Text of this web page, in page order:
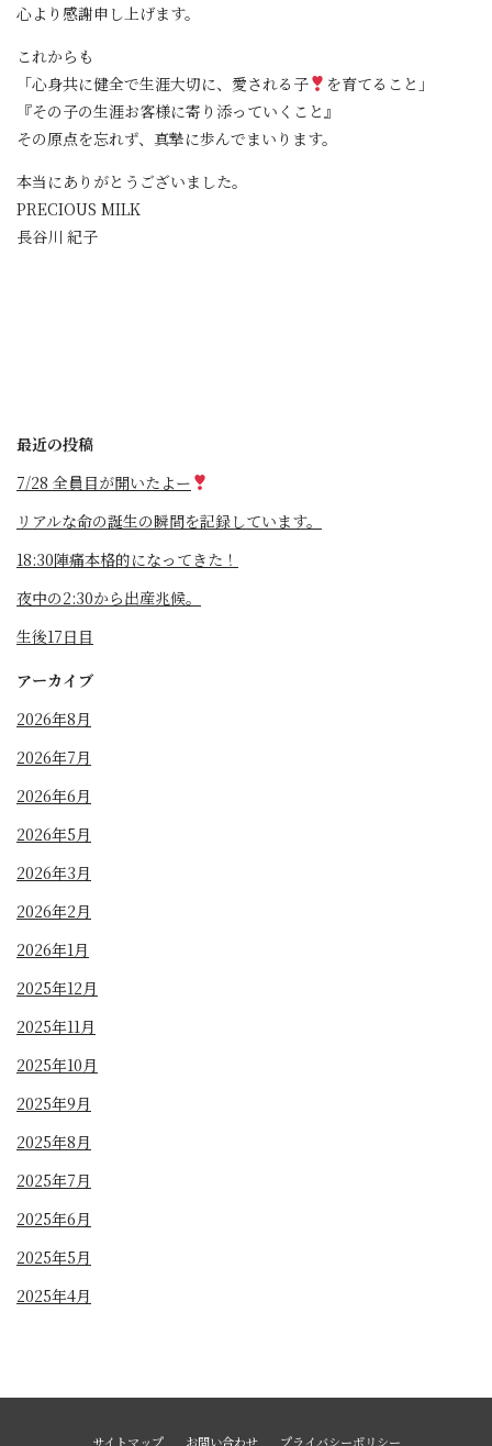
心より感謝申し上げます。
これからも
「心身共に健全で生涯大切に、愛される子
を育てること」
『その子の生涯お客様に寄り添っていくこと』
その原点を忘れず、真摯に歩んでまいります。
本当にありがとうございました。
PRECIOUS MILK
長谷川 紀子
最近の投稿
7/28 全員目が開いたよー
リアルな命の誕生の瞬間を記録しています。
18:30陣痛本格的になってきた！
夜中の2:30から出産兆候。
生後17日目
アーカイブ
2026年8月
2026年7月
2026年6月
2026年5月
2026年3月
2026年2月
2026年1月
2025年12月
2025年11月
2025年10月
2025年9月
2025年8月
2025年7月
2025年6月
2025年5月
2025年4月
サイトマップ お問い合わせ プライバシーポリシー